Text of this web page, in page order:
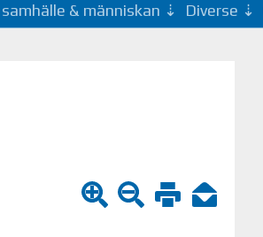
& människan Diverse